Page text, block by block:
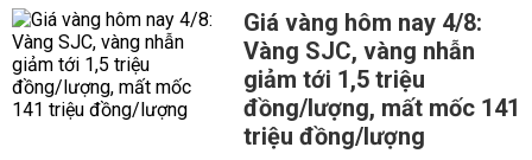
Giá vàng hôm nay 4/8:
Vàng SJC, vàng nhẫn
giảm tới 1,5 triệu
đồng/lượng, mất mốc 141
triệu đồng/lượng